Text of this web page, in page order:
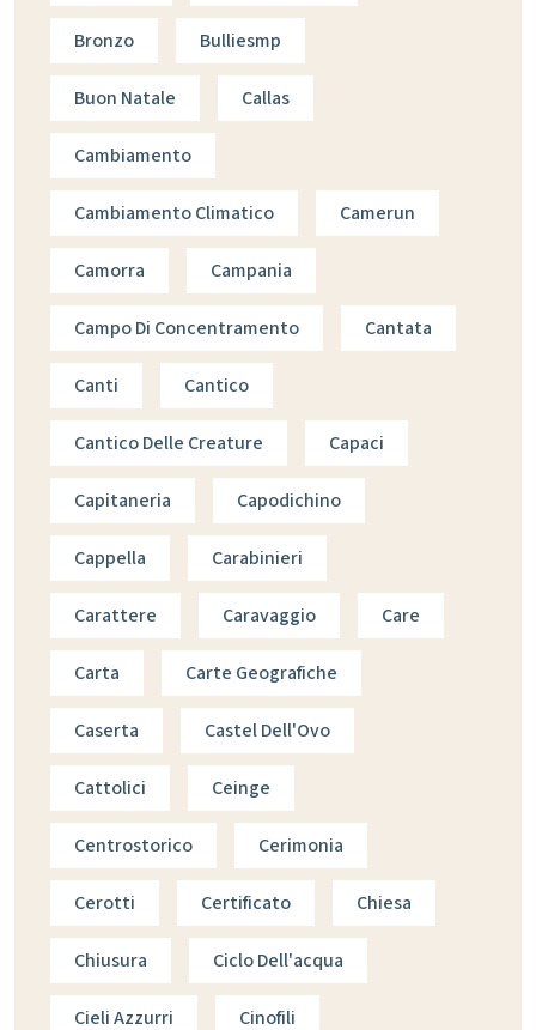
Bronzo Bulliesmp
Buon Natale Callas
Cambiamento
Cambiamento Climatico Camerun
Camorra Campania
Campo Di Concentramento Cantata
Canti Cantico
Cantico Delle Creature Capaci
Capitaneria Capodichino
Cappella Carabinieri
Carattere Caravaggio Care
Carta Carte Geografiche
Caserta Castel Dell'Ovo
Cattolici Ceinge
Centrostorico Cerimonia
Cerotti Certificato Chiesa
Chiusura Ciclo Dell'acqua
Cieli Azzurri Cinofili